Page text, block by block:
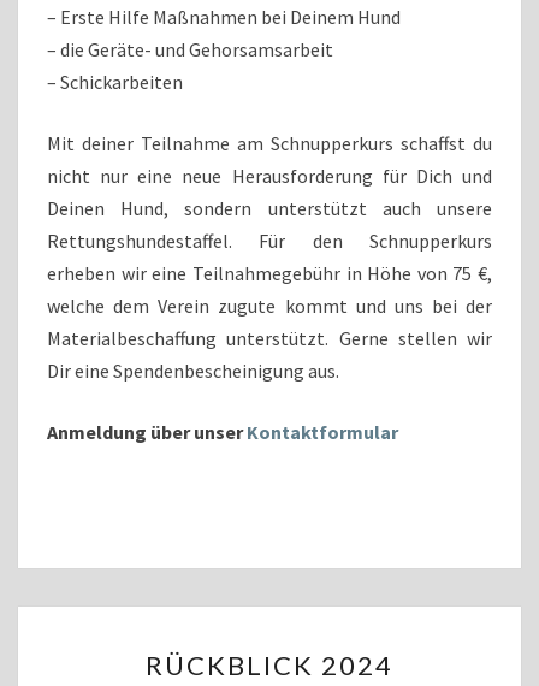
– Erste Hilfe Maßnahmen bei Deinem Hund
– die Geräte- und Gehorsamsarbeit
– Schickarbeiten
Mit deiner Teilnahme am Schnupperkurs schaffst du
nicht nur eine neue Herausforderung für Dich und
Deinen Hund, sondern unterstützt auch unsere
Rettungshundestaffel. Für den Schnupperkurs
erheben wir eine Teilnahmegebühr in Höhe von 75 €,
welche dem Verein zugute kommt und uns bei der
Materialbeschaffung unterstützt. Gerne stellen wir
Dir eine Spendenbescheinigung aus.
Anmeldung über unserKontaktformular
2024
RÜCKBLICK 2024